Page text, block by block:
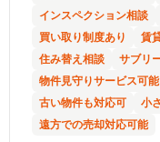
インスペクション相談
買い取り制度あり
賃
住み替え相談
サブリ
物件見守りサービス可能
古い物件も対応可
小
遠方での売却対応可能